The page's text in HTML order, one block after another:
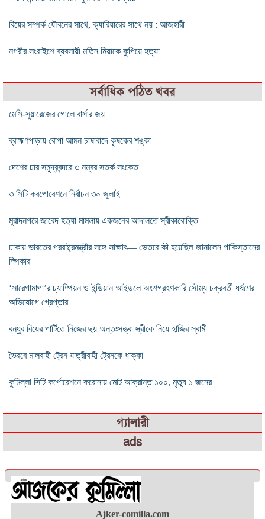
বিয়ের সম্পর্ক যৌবনের সাথে, ক্যারিয়ারের সাথে নয় : আজহারী
নগরীর সংরাইশে ব্যবসায়ী মতিন মিয়াকে কুপিয়ে হত্যা
সর্বাধিক পঠিত খবর
মেসি-সুয়ারেজের গোলে বার্সার জয়
ব্রাহ্মণপাড়ায় রোপা আমন চাষাবাদে কৃষকের শঙ্কা
দেশের চার সমুদ্রবন্দরে ৩ নম্বর সতর্ক সংকেত
৩ সিটি করপোরেশনে নির্বাচন ৩০ জুলাই
মুরাদনগরে জাবেদ হত্যা মামলায় একজনের আদালতে স্বীকারোক্তি
ঢাকায় ভারতের পররাষ্ট্রমন্ত্রীর সঙ্গে সাক্ষাৎ— ভেতরে কী হয়েছিল জানালেন পাকিস্তানের
স্পিকার
‘সারেগামাপা’র চ্যাম্পিয়ন ও ইন্ডিয়ান আইডলে অংশগ্রহণকারি সৌম্য চক্রবর্তী ধর্ষণের
অভিযোগে গ্রেপ্তার
বন্ধুর বিয়ের পার্টিতে নিজের ছয় অন্তঃসত্ত্বা স্ত্রীকে নিয়ে হাজির স্বামী
ভৈরবে মালবাহী ট্রেন যাত্রীবাহী ট্রেনকে ধাক্কা
কুমিল্লা সিটি কর্পোরেশনে করোনায় মোট আক্রান্ত ১০০, মৃত্যু ১ জনের
গ্যালারী
ads
Ajker-comilla.com